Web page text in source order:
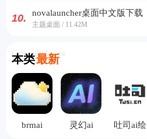
10. novalauncher桌面中文版下载
主题桌面 / 11.42M
本类最新
Currently Latest
brmai 灵幻ai
吐司ai绘